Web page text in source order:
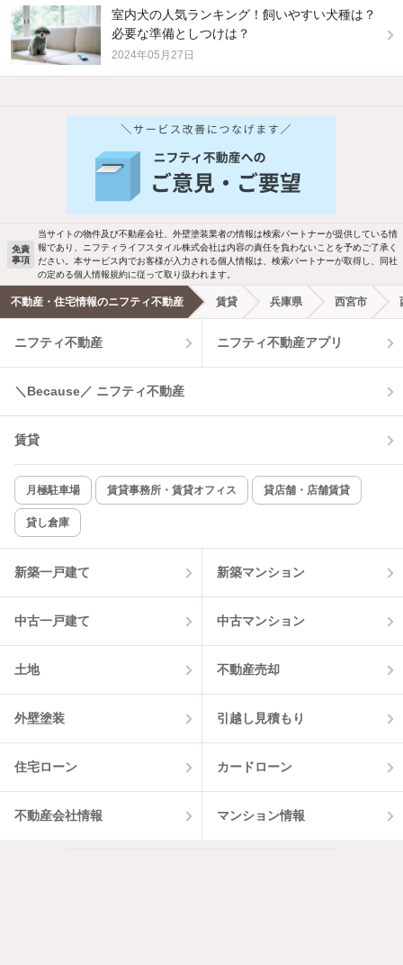
室内犬の人気ランキング！飼いやすい犬種は？
必要な準備としつけは？
2024年05月27日
免責
事項
当サイトの物件及び不動産会社、外壁塗装業者の情報は検索パートナーが提供している情
報であり、ニフティライフスタイル株式会社は内容の責任を負わないことを予めご了承く
ださい。本サービス内でお客様が入力される個人情報は、検索パートナーが取得し、同社
の定める個人情報規約に従って取り扱われます。
不動産・住宅情報のニフティ不動産 賃貸 兵庫県 西宮市
ニフティ不動産 ニフティ不動産アプリ
＼Because／ ニフティ不動産
賃貸
月極駐車場 賃貸事務所・賃貸オフィス 貸店舗・店舗賃貸
貸し倉庫
新築一戸建て 新築マンション
中古一戸建て 中古マンション
土地 不動産売却
外壁塗装 引越し見積もり
住宅ローン カードローン
不動産会社情報 マンション情報